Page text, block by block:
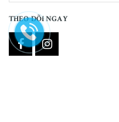
THEO DÕI NGAY